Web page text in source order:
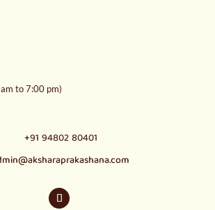
to 7:00 pm)
+91 94802 80401